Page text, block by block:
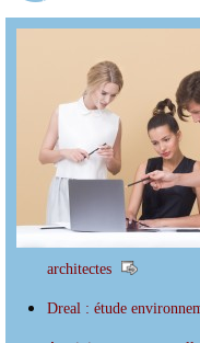
architectes
Dreal : étude